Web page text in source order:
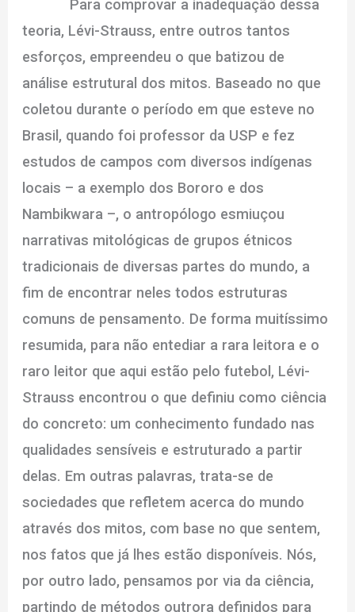
Para comprovar a inadequação dessa
teoria, Lévi-Strauss, entre outros tantos
esforços, empreendeu o que batizou de
análise estrutural dos mitos. Baseado no que
coletou durante o período em que esteve no
Brasil, quando foi professor da USP e fez
estudos de campos com diversos indígenas
locais – a exemplo dos Bororo e dos
Nambikwara –, o antropólogo esmiuçou
narrativas mitológicas de grupos étnicos
tradicionais de diversas partes do mundo, a
fim de encontrar neles todos estruturas
comuns de pensamento. De forma muitíssimo
resumida, para não entediar a rara leitora e o
raro leitor que aqui estão pelo futebol, Lévi-
Strauss encontrou o que definiu como ciência
do concreto: um conhecimento fundado nas
qualidades sensíveis e estruturado a partir
delas. Em outras palavras, trata-se de
sociedades que refletem acerca do mundo
através dos mitos, com base no que sentem,
nos fatos que já lhes estão disponíveis. Nós,
por outro lado, pensamos por via da ciência,
partindo de métodos outrora definidos para